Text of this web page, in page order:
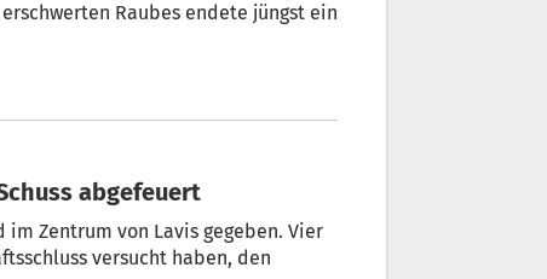
abgefeuert
im Zentrum von Lavis gegeben. Vier
versucht haben, den